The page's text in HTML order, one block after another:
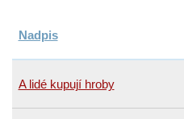
Nadpis
A lidé kupují hroby